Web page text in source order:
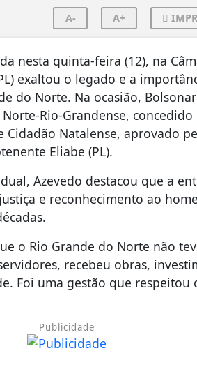
A- A+
nesta quinta-feira (12), na
exaltou o legado e a
do Norte. Na ocasião,
Rio-Grandense,
Natalense, aprovado
Eliabe (PL).
Azevedo destacou que a
e reconhecimento ao
o Rio Grande do Norte não
recebeu obras,
Foi uma gestão que
Publicidade